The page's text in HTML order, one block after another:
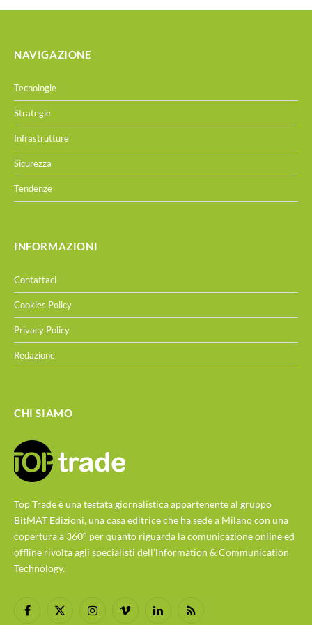
NAVIGAZIONE
Tecnologie
Strategie
Infrastrutture
Sicurezza
Tendenze
INFORMAZIONI
Contattaci
Cookies Policy
Privacy Policy
Redazione
CHI SIAMO
Top Trade è una testata giornalistica appartenente al gruppo
BitMAT Edizioni, una casa editrice che ha sede a Milano con una
copertura a 360° per quanto riguarda la comunicazione online ed
offline rivolta agli specialisti dell'lnformation & Communication
Technology.
Facebook
X
InstagramVimeo LinkedInRSS